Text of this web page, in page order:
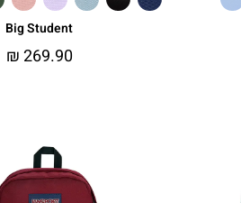
Big Student
₪269.90